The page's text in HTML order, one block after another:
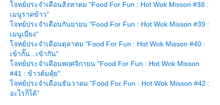
จทย์ประจำเดือนสิงหาคม "Food For Fun : Hot Wok Misson #38 :
เมนูราดข้าว"
จทย์ประจำเดือนกันยายน "Food For Fun : Hot Wok Misson #39 :
เมนูเมี่ยง"
จทย์ประจำเดือนตุลาคม "Food For Fun : Hot Wok Misson #40 :
เข้ากั๊น...เข้ากัน"
จทย์ประจำเดือนพฤศจิกายน "Food For Fun : Hot Wok Misson
#41 : ข้าวต้มคุ้ย"
จทย์ประจำเดือนธันวาคม "Food For Fun : Hot Wok Misson #42 :
อะไรก็ได้"